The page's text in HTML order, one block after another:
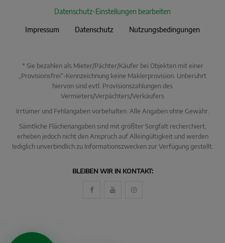
Beschreiben Sie kurz, was Sie suchen.
Datenschutz-Einstellungen bearbeiten
Impressum Datenschutz Nutzungsbedingungen
* Sie bezahlen als Mieter/Pächter/Käufer bei Objekten mit einer
„Provisionsfrei“-Kennzeichnung keine Maklerprovision. Unberührt
hiervon sind evtl. Provisionszahlungen des
Vermieters/Verpächters/Verkäufers
Irrtümer und Fehlangaben vorbehalten. Alle Angaben ohne Gewähr.
Sämtliche Flächenangaben sind mit größter Sorgfalt recherchiert,
erheben jedoch nicht den Anspruch auf Alleingültigkeit und werden
lediglich unverbindlich zu Informationszwecken zur Verfügung gestellt.
BLEIBEN WIR IN KONTAKT: